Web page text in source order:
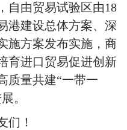
自由贸易试验区由18
港建设总体方案、深
施方案发布实施，商
育进口贸易促进创新
质量共建“一带一
。
们！